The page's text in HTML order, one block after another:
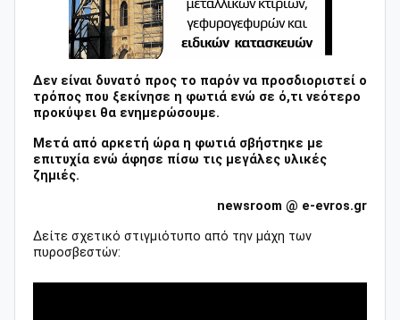
Δεν είναι δυνατό προς το παρόν να προσδιοριστεί ο
τρόπος που ξεκίνησε η φωτιά ενώ σε ό,τι νεότερο
προκύψει θα ενημερώσουμε.
Μετά από αρκετή ώρα η φωτιά σβήστηκε με
επιτυχία ενώ άφησε πίσω τις μεγάλες υλικές
ζημιές.
newsroom @ e-evros.gr
Δείτε σχετικό στιγμιότυπο από την μάχη των
πυροσβεστών: